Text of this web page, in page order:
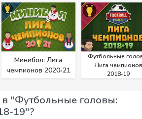
Минибол: Лига
чемпионов 2020‑21
Футбольные
Лига чемпионов
2018‑19
в "Футбольные головы:
19"?